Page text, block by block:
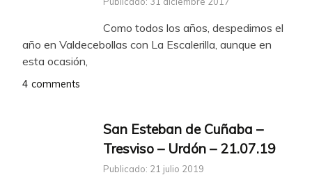
Como todos los años, despedimos el
año en Valdecebollas con La Escalerilla, aunque en
esta ocasión,
4 comments
San Esteban de Cuñaba –
Tresviso – Urdón – 21.07.19
Publicado: 21 julio 2019